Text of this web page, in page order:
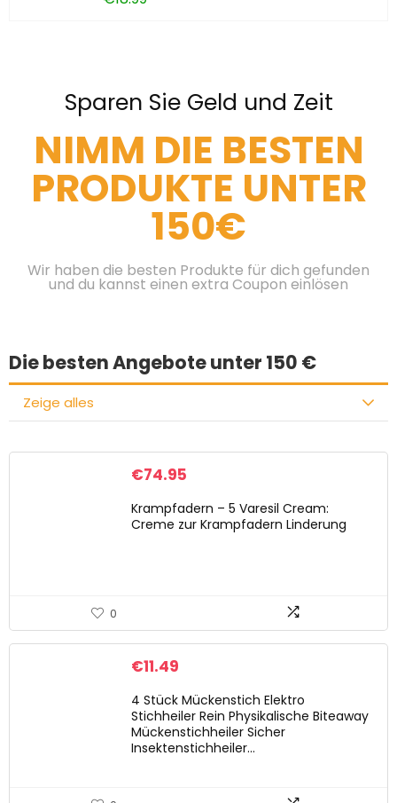
Sparen Sie Geld und Zeit
NIMM DIE BESTEN
PRODUKTE UNTER
150€
Wir haben die besten Produkte für dich gefunden
und du kannst einen extra Coupon einlösen
Die besten Angebote unter 150 €
Zeige alles
€74.95
Krampfadern – 5 Varesil Cream:
Creme zur Krampfadern Linderung
0
€11.49
4 Stück Mückenstich Elektro
Stichheiler Rein Physikalische Biteaway
Mückenstichheiler Sicher
Insektenstichheiler…